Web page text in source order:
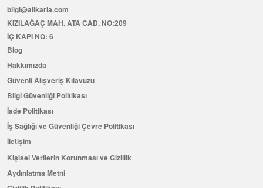
bilgi@allkaria.com
KIZILAĞAÇ MAH. ATA CAD. NO:209
İÇ KAPI NO: 6
Blog
Hakkımızda
Güvenli Alışveriş Kılavuzu
Bilgi Güvenliği Politikası
İade Politikası
İş Sağlığı ve Güvenliği Çevre Politikası
İletişim
Kişisel Verilerin Korunması ve Gizlilik
Aydınlatma Metni